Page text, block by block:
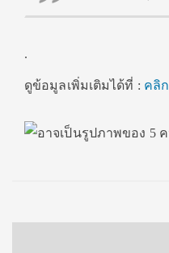
.
ดูข้อมูลเพิ่มเติมได้ที่ : คลิก